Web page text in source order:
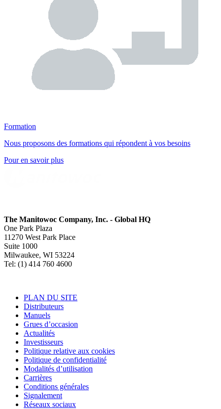
Formation
Nous proposons des formations qui répondent à vos besoins
Pour en savoir plus
The Manitowoc Company, Inc. - Global HQ
One Park Plaza
11270 West Park Place
Suite 1000
Milwaukee, WI 53224
Tel: (1) 414 760 4600
PLAN DU SITE
Distributeurs
Manuels
Grues d’occasion
Actualités
Investisseurs
Politique relative aux cookies
Politique de confidentialité
Modalités d’utilisation
Carrières
Conditions générales
Signalement
Réseaux sociaux